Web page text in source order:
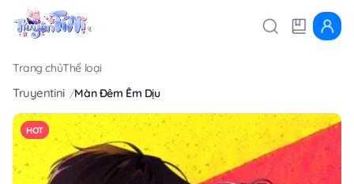
Trang chủThể loại
Truyentini Màn Đêm Êm Dịu
HOT